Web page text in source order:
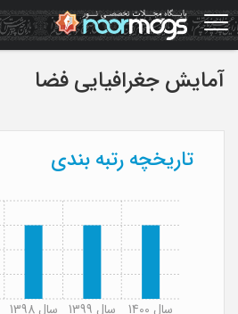
Skip
to
main
آمایش جغرافیایی فضا
تاریخچه رتبه بندی
سال 1398 سال 1399 سال 1400